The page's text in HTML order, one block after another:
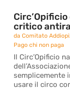
critico
daComitato
Pago chi non paga
Il Circ’Opificio
semplicemente
usare il circo